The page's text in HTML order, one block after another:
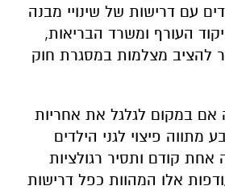
עם דרישות של שינויי מבנה
העורף ומשרד הבריאות,
להציב מצלמות במסגרת חוק
במקום לגלגל את אחריות
מתווה פיצוי לגני הילדים
אחת קודם ותסיר רגולציות
אלו המהוות כפל דרישות